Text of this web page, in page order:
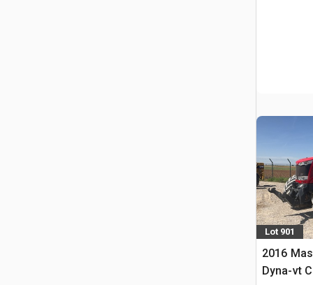
Lot 901
2016
Dyna-vt